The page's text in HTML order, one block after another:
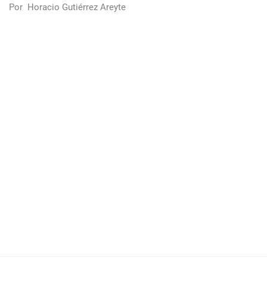
Por Horacio Gutiérrez Areyte